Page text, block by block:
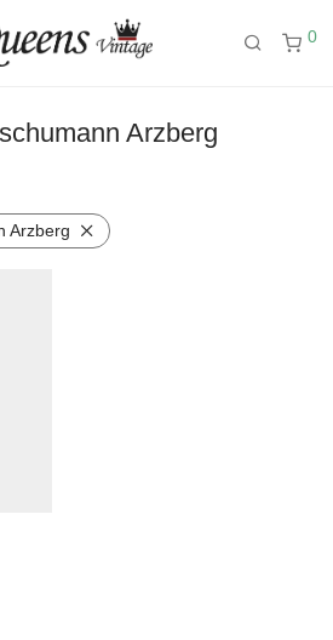
0
Arzberg
Arzberg